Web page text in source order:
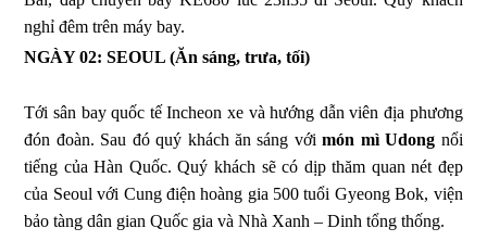
nghỉ đêm trên máy bay.
NGÀY 02: SEOUL(Ăn sáng, trưa, tối)
Tới sân bay quốc tế Incheon xe và hướng dẫn viên địa phương
đón đoàn. Sau đó quý khách ăn sáng vớimón mì Udong nổi
tiếng của Hàn Quốc. Quý khách sẽ có dịp thăm quan nét đẹp
của Seoul với Cung điện hoàng gia 500 tuổi Gyeong Bok, viện
bảo tàng dân gian Quốc gia và Nhà Xanh – Dinh tổng thống.